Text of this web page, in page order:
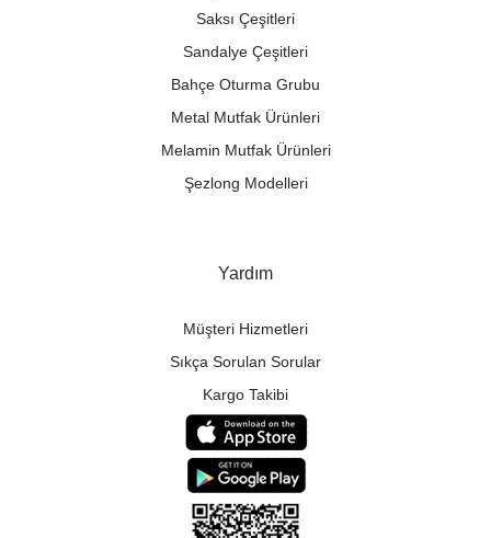
Saksı Çeşitleri
Sandalye Çeşitleri
Bahçe Oturma Grubu
Metal Mutfak Ürünleri
Melamin Mutfak Ürünleri
Şezlong Modelleri
Yardım
Müşteri Hizmetleri
Sıkça Sorulan Sorular
Kargo Takibi